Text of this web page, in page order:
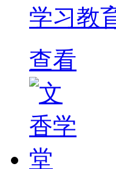
学习教
查看